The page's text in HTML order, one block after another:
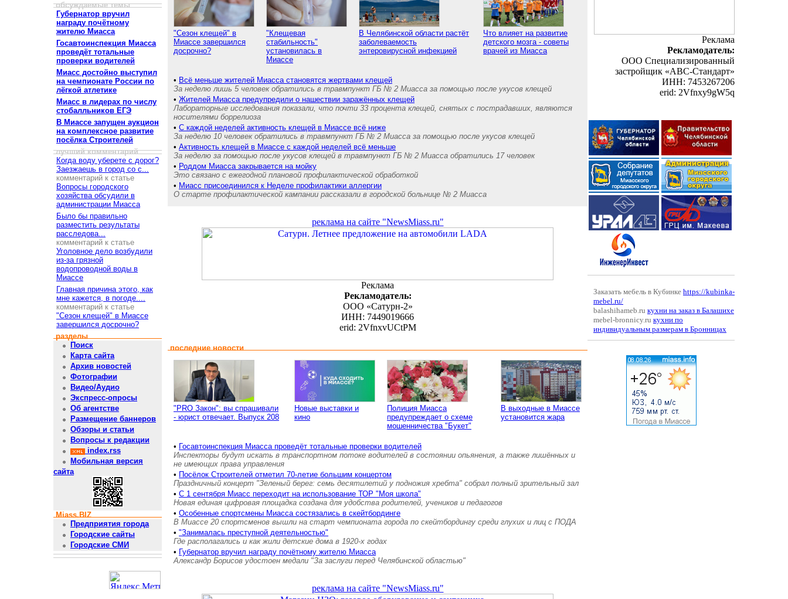
обсуждаемые темы
Губернатор вручил
награду почётному
жителю Миасса
Госавтоинспекция Миасса
проведёт тотальные
проверки водителей
Миасс достойно выступил
на чемпионате России по
лёгкой атлетике
Миасс в лидерах по числу
стобалльников ЕГЭ
В Миассе запущен аукцион
на комплексное развитие
посёлка Строителей
лучший комментарий
Когда воду уберете с дорог?
Заезжаешь в город со с...
комментарий к статье
Вопросы городского
хозяйства обсудили в
администрации Миасса
Было бы правильно
разместить результаты
расследова...
комментарий к статье
Уголовное дело возбудили
из-за грязной
водопроводной воды в
Миассе
Главная причина этого, как
мне кажется, в погоде....
комментарий к статье
"Сезон клещей" в Миассе
завершился досрочно?
разделы
Поиск
Карта сайта
Архив новостей
Фотографии
Видео/Аудио
Экспресс-опросы
Об агентстве
Размещение баннеров
Обзоры и статьи
Вопросы к редакции
index.rss
Мобильная версия
сайта
Miass.BIZ
Предприятия города
Городские сайты
Городские СМИ
"Сезон клещей" в
Миассе завершился
досрочно?
"Клещевая
стабильность"
установилась в
Миассе
В Челябинской области растёт
заболеваемость
энтеровирусной инфекцией
Что влияет на развитие
детского мозга - советы
врачей из Миасса
• Всё меньше жителей Миасса становятся жертвами клещей
За неделю лишь 5 человек обратились в травмпункт ГБ № 2 Миасса за помощью после укусов клещей
• Жителей Миасса предупредили о нашествии заражённых клещей
Лабораторные исследования показали, что почти 33 процента клещей, снятых с пострадавших, являются
носителями боррелиоза
• С каждой неделей активность клещей в Миассе всё ниже
За неделю 10 человек обратились в травмпункт ГБ № 2 Миасса за помощью после укусов клещей
• Активность клещей в Миассе с каждой неделей всё меньше
За неделю за помощью после укусов клещей в травмпункт ГБ № 2 Миасса обратились 17 человек
• Роддом Миасса закрывается на мойку
Это связано с ежегодной плановой профилактической обработкой
• Миасс присоединился к Неделе профилактики аллергии
О старте профилактической кампании рассказали в городской больнице № 2 Миасса
реклама на сайте "NewsMiass.ru"
Реклама
Рекламодатель:
ООО «Сатурн-2»
ИНН: 7449019666
erid: 2VfnxvUCtPM
последние новости
"PRO Закон": вы спрашивали
- юрист отвечает. Выпуск 208
Новые выставки и
кино
Полиция Миасса
предупреждает о схеме
мошенничества "Букет"
В выходные в Миассе
установится жара
• Госавтоинспекция Миасса проведёт тотальные проверки водителей
Инспекторы будут искать в транспортном потоке водителей в состоянии опьянения, а также лишённых и
не имеющих права управления
• Посёлок Строителей отметил 70-летие большим концертом
Праздничный концерт "Зеленый берег: семь десятилетий у подножия хребта" собрал полный зрительный зал
• С 1 сентября Миасс переходит на использование ТОР "Моя школа"
Новая единая цифровая площадка создана для удобства родителей, учеников и педагогов
• Особенные спортсмены Миасса состязались в скейтбординге
В Миассе 20 спортсменов вышли на старт чемпионата города по скейтбордингу среди глухих и лиц с ПОДА
• "Занималась преступной деятельностью"
Где располагались и как жили детские дома в 1920-х годах
• Губернатор вручил награду почётному жителю Миасса
Александр Борисов удостоен медали "За заслуги перед Челябинской областью"
реклама на сайте "NewsMiass.ru"
Реклама
Рекламодатель:
ООО Специализированный
застройщик «АВС-Стандарт»
ИНН: 7453267206
erid: 2Vfnxy9gW5q
Заказать мебель в Кубинке https://kubinka-
mebel.ru/
balashihameb.ru кухни на заказ в Балашихе
mebel-bronnicy.ru кухни по
индивидуальным размерам в Бронницах